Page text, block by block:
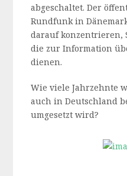
abgeschaltet. Der
Rundfunk in
darauf konzentrieren,
die zur Information
dienen.
Wie viele Jahrzehnte
auch in Deutschland
umgesetzt wird?